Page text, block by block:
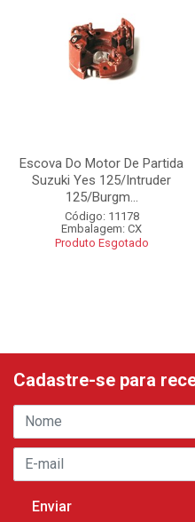
Escova Do Motor De Partida
Suzuki Yes 125/Intruder
125/Burgm...
Código: 11178
Embalagem: CX
Produto Esgotado
Cadastre-se para